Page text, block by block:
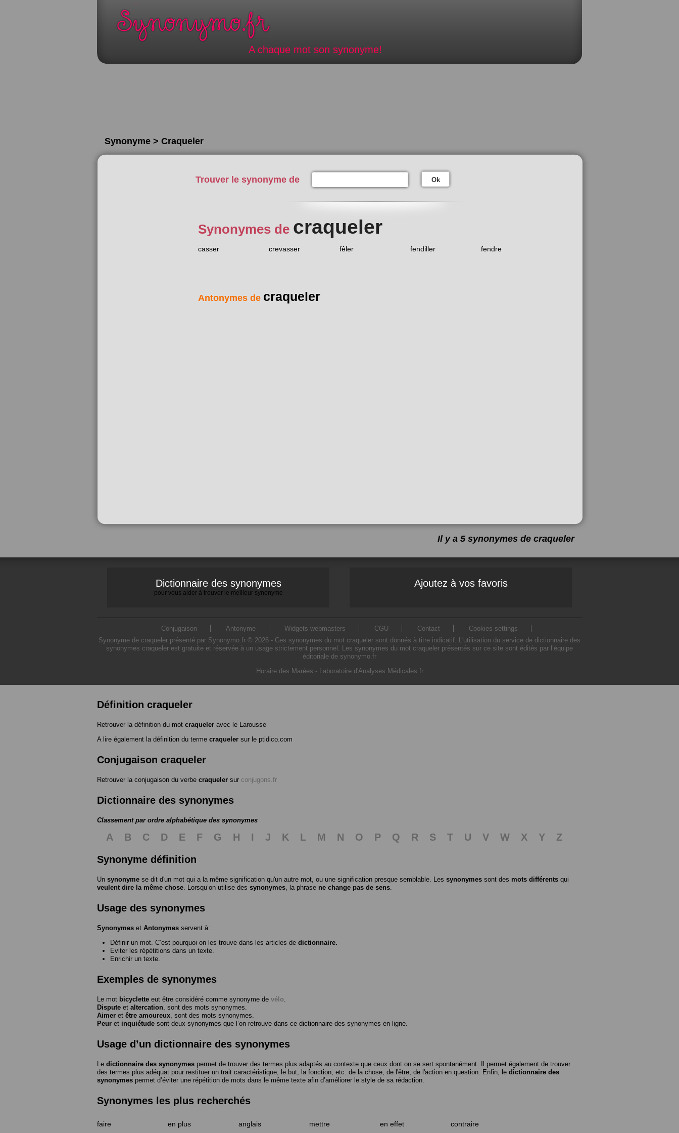
A chaque mot son synonyme!
Synonyme > Craqueler
Trouver le synonyme de Ok
Synonymes de craqueler
casser crevasser fêler fendiller fendre
Antonymes de craqueler
Il y a 5 synonymes de craqueler
Dictionnaire des synonymes
pour vous aider à trouver le meilleur synonyme
Ajoutez à vos favoris
Conjugaison Antonyme Widgets webmasters CGU Contact
Cookies settings
Synonyme de craqueler présenté par Synonymo.fr © 2026 - Ces synonymes du mot craqueler sont donnés à titre indicatif. L'utilisation du service de dictionnaire des
synonymes craqueler est gratuite et réservée à un usage strictement personnel. Les synonymes du mot craqueler présentés sur ce site sont édités par l’équipe
éditoriale de synonymo.fr
Horaire des Marées - Laboratoire d'Analyses Médicales.fr
Définition craqueler
Retrouver la définition du mot craqueler avec le Larousse
A lire également la définition du terme craqueler sur le ptidico.com
Conjugaison craqueler
Retrouver la conjugaison du verbe craqueler sur conjugons.fr
Dictionnaire des synonymes
Classement par ordre alphabétique des synonymes
A B C D E F G H I J K L M N O P Q R S T U V W X Y
Z
Synonyme définition
Un synonyme se dit d'un mot qui a la même signification qu'un autre mot, ou une signification presque semblable. Les synonymes sont des mots différents qui
veulent dire la même chose . Lorsqu’on utilise des synonymes , la phrase ne change pas de sens
Usage des synonymes
Synonymes et Antonymes servent à:
Définir un mot. C’est pourquoi on les trouve dans les articles de dictionnaire.
Eviter les répétitions dans un texte.
Enrichir un texte.
Exemples de synonymes
Le mot bicyclette eut être considéré comme synonyme de vélo
Dispute et altercation , sont des mots synonymes.
Aimer et être amoureux , sont des mots synonymes.
Peur et inquiétude sont deux synonymes que l’on retrouve dans ce dictionnaire des synonymes en ligne.
Usage d’un dictionnaire des synonymes
Le dictionnaire des synonymes permet de trouver des termes plus adaptés au contexte que ceux dont on se sert spontanément. Il permet également de trouver
des termes plus adéquat pour restituer un trait caractéristique, le but, la fonction, etc. de la chose, de l'être, de l'action en question. Enfin, le dictionnaire des
synonymes permet d’éviter une répétition de mots dans le même texte afin d’améliorer le style de sa rédaction.
Synonymes les plus recherchés
faire en plus anglais mettre en effet contraire